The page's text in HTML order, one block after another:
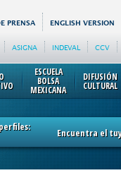
PRENSA ENGLISH VERSION
ASIGNA INDEVAL CCV
ESCUELA
BOLSA
MEXICANA
DIFUSIÓN
CULTURAL
Encuentra el